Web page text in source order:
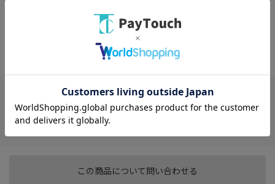
この商品について問い合わせる
在庫がありません